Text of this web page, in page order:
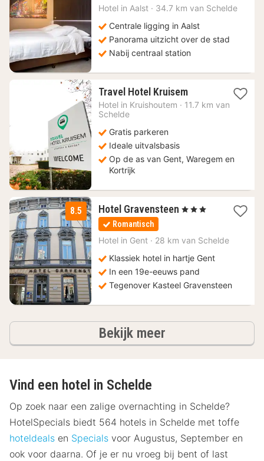
100
Hotel in Aalst · 34.7 km van Schelde
Centrale ligging in Aalst
Panorama uitzicht over de stad
Nabij centraal station
Travel Hotel Kruisem1
nacht
Hotel in Kruishoutem · 11.7 km van
Schelde
Gratis parkeren
Ideale uitvalsbasis
Op de as van Gent, Waregem en
Kortrijk
8.5 Hotel Gravensteen 1
109
, 3 Sterren
Romantisch
Hotel in Gent · 28 km van Schelde
Klassiek hotel in hartje Gent
In een 19e-eeuws pand
Tegenover Kasteel Gravensteen
Bekijk meerhotels
Vind een hotel in Schelde
Op zoek naar een zalige overnachting in Schelde?
HotelSpecials biedt 564 hotels in Schelde met toffe
hoteldeals en Specials voor Augustus, September en
ook voor daarna. Of je er nu vroeg bij bent of last